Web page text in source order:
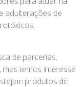
adulterações de
de parcerias.
mas temos interesse
produtos de